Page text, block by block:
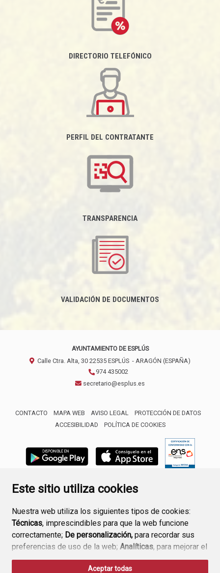
Este sitio utiliza cookies
Nuestra web utiliza los siguientes tipos de cookies:
Técnicas, imprescindibles para que la web funcione
correctamente; De personalización, para recordar sus
preferencias de uso de la web; Analíticas, para mejorar el
funcionamiento de la web y sus servicios.
Aceptar todas
DIRECTORIO TELEFÓNICO
PERFIL DEL CONTRATANTE
TRANSPARENCIA
VALIDACIÓN DE DOCUMENTOS
AYUNTAMIENTO DE ESPLÚS
Calle Ctra. Alta, 30 22535 ESPLÚS - ARAGÓN (ESPAÑA)
974 435002
secretario@esplus.es
CONTACTO MAPA WEB AVISO LEGAL
PROTECCIÓN DE DATOS
ACCESIBILIDAD
POLÍTICA DE COOKIES